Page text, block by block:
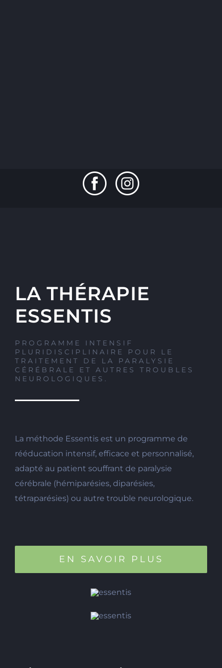
LA THÉRAPIE
ESSENTIS
PROGRAMME INTENSIF
PLURIDISCIPLINAIRE POUR LE
TRAITEMENT DE LA PARALYSIE
CÉRÉBRALE ET AUTRES TROUBLES
NEUROLOGIQUES.
La méthode Essentis est un programme de
rééducation intensif, efficace et personnalisé,
adapté au patient souffrant de paralysie
cérébrale (hémiparésies, diparésies,
tétraparésies) ou autre trouble neurologique.
EN SAVOIR PLUS